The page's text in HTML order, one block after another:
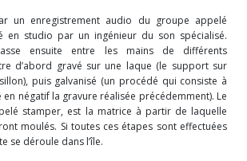
un enregistrement audio du groupe appelé
en studio par un ingénieur du son spécialisé.
ensuite entre les mains de différents
d’abord gravé sur une laque (le support sur
puis galvanisé (un procédé qui consiste à
négatif la gravure réalisée précédemment). Le
stamper, est la matrice à partir de laquelle
moulés. Si toutes ces étapes sont effectuées
se déroule dans l’île.